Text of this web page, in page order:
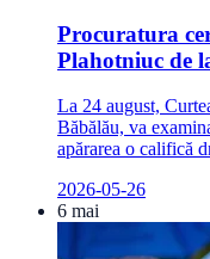
Procuratura
Plahotniuc de
La 24 august,
Băbălău, va
apărarea o califică
2026-05-26
6 mai